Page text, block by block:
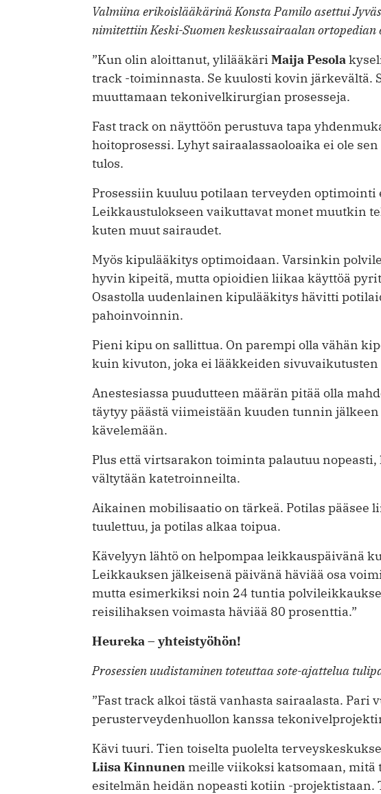
Valmiina erikoislääkärinä Konsta Pamilo asettui
nimitettiin Keski-Suomen keskussairaalan
”Kun olin aloittanut, ylilääkäri Maija Pesola
track -toiminnasta. Se kuulosti kovin järkevältä.
muuttamaan teko­nivelkirurgian prosesseja.
Fast track on näyttöön perustuva tapa
hoitoprosessi. Lyhyt sairaalassaoloaika ei ole
tulos.
Prosessiin kuuluu potilaan terveyden optimointi
Leikkaustulokseen vaikuttavat monet muutkin
kuten muut sairaudet.
Myös kipulääkitys optimoidaan. Varsinkin
hyvin kipeitä, mutta opioidien ­liikaa käyttöä
Osastolla uudenlainen kipulääkitys hävitti
pahoinvoinnin.
Pieni kipu on sallittua. On parempi olla vähän
kuin kivuton, joka ei lääkkeiden
Anestesiassa puudutteen määrän pitää olla
täytyy päästä viimeistään kuuden tunnin
kävelemään.
Plus että virtsarakon toiminta palautuu
vältytään katetroinneilta.
Aikainen mobilisaatio on tärkeä. Potilas pääsee
tuulettuu, ja potilas alkaa toipua.
Kävelyyn lähtö on helpompaa leik­kauspäivänä
Leikkauksen jälkeisenä päivänä häviää osa
mutta esimerkiksi noin 24 tuntia
reisilihaksen voimasta häviää 80 prosenttia.”
Heureka – yhteistyöhön!
Prosessien uudistaminen toteuttaa sote-ajattelua
”Fast track alkoi tästä vanhasta sairaalasta.
perusterveydenhuollon kanssa
Kävi tuuri. Tien toiselta puolelta
Liisa Kinnunen meille viikoksi katsomaan, mitä
esitelmän heidän nopeasti kotiin -projektistaan.